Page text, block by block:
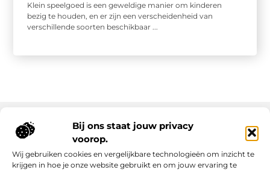
Bij ons staat jouw privacy
voorop.
Wij gebruiken cookies en vergelijkbare technologieën om inzicht te
krijgen in hoe je onze website gebruikt en om jouw ervaring te
Klein speelgoed is een geweldige manier om kinderen
bezig te houden, en er zijn een verscheidenheid van
verschillende soorten beschikbaar ...
Onze informatie